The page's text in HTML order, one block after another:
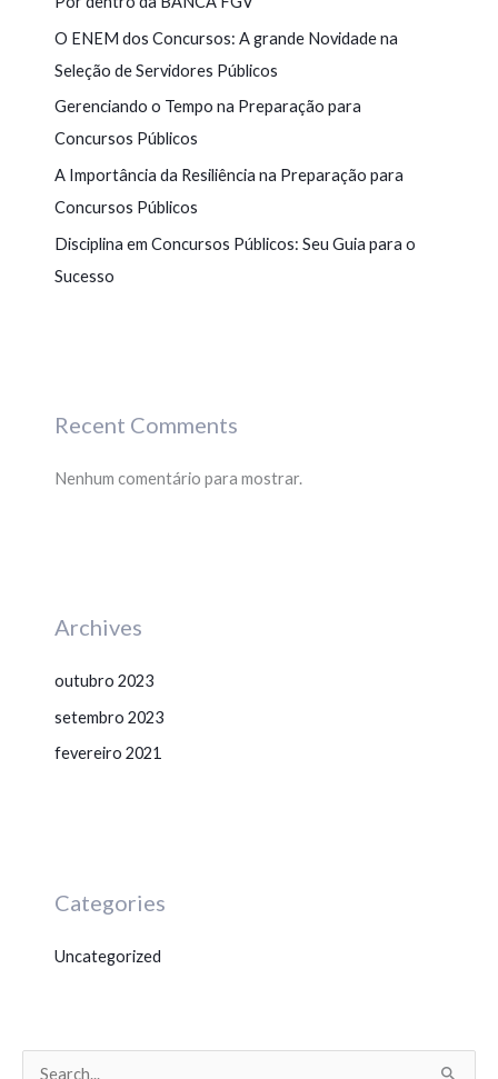
O ENEM dos Concursos: A grande Novidade na
Seleção de Servidores Públicos
Gerenciando o Tempo na Preparação para
Concursos Públicos
A Importância da Resiliência na Preparação para
Concursos Públicos
Disciplina em Concursos Públicos: Seu Guia para o
Sucesso
Recent Comments
Nenhum comentário para mostrar.
Archives
outubro 2023
setembro 2023
fevereiro 2021
Categories
Uncategorized